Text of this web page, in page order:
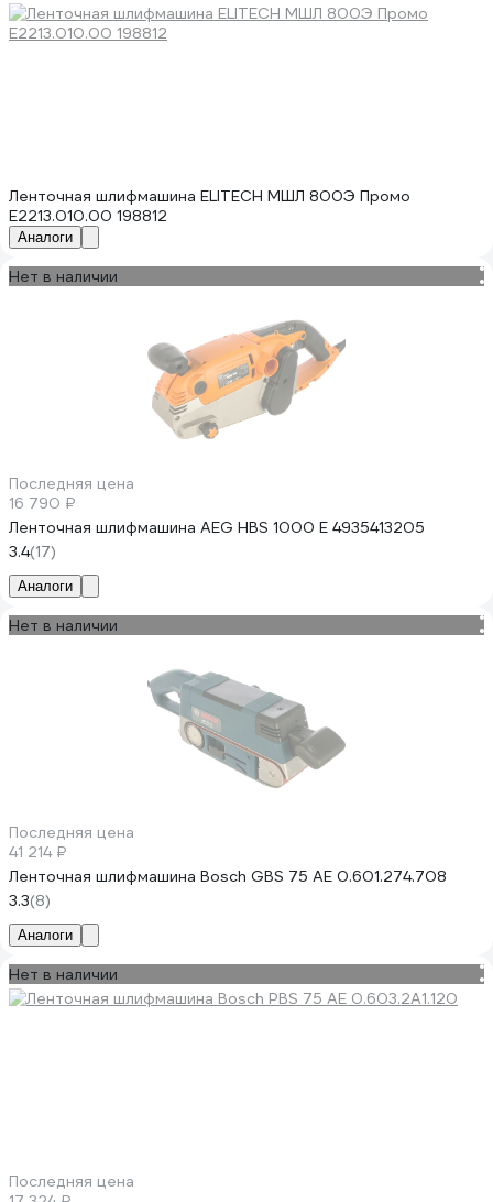
Ленточная шлифмашина ELITECH МШЛ 800Э Промо
E2213.010.00 198812
Аналоги
Нет в наличии
Последняя цена
16 790 ₽
Ленточная шлифмашина AEG HBS 1000 E 4935413205
3.4(17)
Аналоги
Нет в наличии
Последняя цена
41 214 ₽
Ленточная шлифмашина Bosch GBS 75 AE 0.601.274.708
3.3(8)
Аналоги
Нет в наличии
Последняя цена